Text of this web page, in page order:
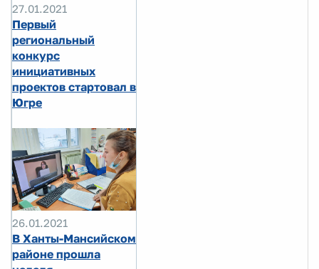
27.01.2021
Первый
региональный
конкурс
инициативных
проектов стартовал в
Югре
26.01.2021
В Ханты-Мансийском
районе прошла